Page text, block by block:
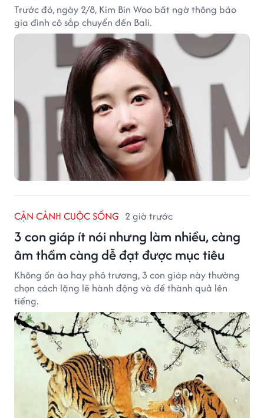
Trước đó, ngày 2/8, Kim Bin Woo bất ngờ thông báo
gia đình cô sắp chuyển đến Bali.
CẬN CẢNH CUỘC SỐNG 2 giờ trước
3 con giáp ít nói nhưng làm nhiều, càng
âm thầm càng dễ đạt được mục tiêu
Không ồn ào hay phô trương, 3 con giáp này thường
chọn cách lặng lẽ hành động và để thành quả lên
tiếng.